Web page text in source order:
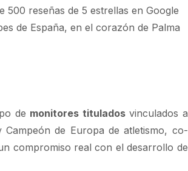
500 reseñas de 5 estrellas en Google
de España, en el corazón de Palma
de monitores tituladosvinculados a
de Europa de atletismo, co-
compromiso real con el desarrollo de